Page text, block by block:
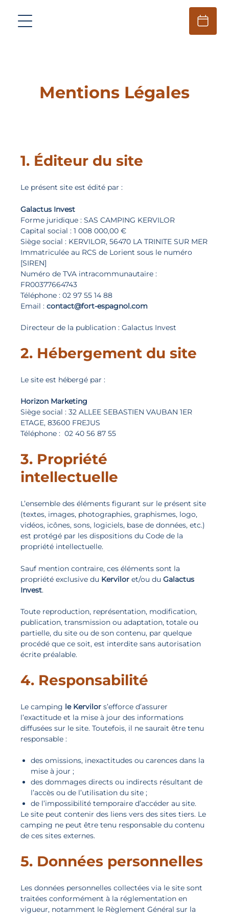
Mentions Légales
1. Éditeur du site
Le présent site est édité par :
Galactus Invest
Forme juridique : SAS CAMPING KERVILOR
Capital social : 1 008 000,00 €
Siège social : KERVILOR, 56470 LA TRINITE SUR MER
Immatriculée au RCS de Lorient sous le numéro
[SIREN]
Numéro de TVA intracommunautaire :
FR00377664743
Téléphone : 02 97 55 14 88
Email : contact@fort-espagnol.com
Directeur de la publication : Galactus Invest
2. Hébergement du site
Le site est hébergé par :
Horizon Marketing
Siège social : 32 ALLEE SEBASTIEN VAUBAN 1ER
ETAGE, 83600 FREJUS
Téléphone : 02 40 56 87 55
3. Propriété
intellectuelle
L’ensemble des éléments figurant sur le présent site
(textes, images, photographies, graphismes, logo,
vidéos, icônes, sons, logiciels, base de données, etc.)
est protégé par les dispositions du Code de la
propriété intellectuelle.
Sauf mention contraire, ces éléments sont la
propriété exclusive du Kervilor et/ou du Galactus
Invest.
Toute reproduction, représentation, modification,
publication, transmission ou adaptation, totale ou
partielle, du site ou de son contenu, par quelque
procédé que ce soit, est interdite sans autorisation
écrite préalable.
4. Responsabilité
Le camping le Kervilor s’efforce d’assurer
l’exactitude et la mise à jour des informations
diffusées sur le site. Toutefois, il ne saurait être tenu
responsable :
des omissions, inexactitudes ou carences dans la
mise à jour ;
des dommages directs ou indirects résultant de
l’accès ou de l’utilisation du site ;
de l’impossibilité temporaire d’accéder au site.
Le site peut contenir des liens vers des sites tiers. Le
camping ne peut être tenu responsable du contenu
de ces sites externes.
5. Données personnelles
Les données personnelles collectées via le site sont
traitées conformément à la réglementation en
vigueur, notamment le Règlement Général sur la